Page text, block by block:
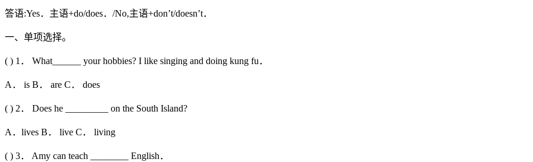
答语:Yes．主语+do/does．/No,主语+don’t/doesn’t．
一、单项选择。
( ) 1． What______ your hobbies? I like singing and doing kung fu．
A． is B． are C． does
( ) 2． Does he _________ on the South Island?
A．lives B． live C． living
( ) 3． Amy can teach ________ English．